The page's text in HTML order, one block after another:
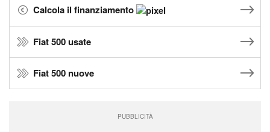
Calcola il finanziamento
Fiat 500 usate
Fiat 500 nuove
PUBBLICITÀ